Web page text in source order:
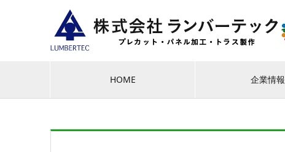
HOME 企業情報